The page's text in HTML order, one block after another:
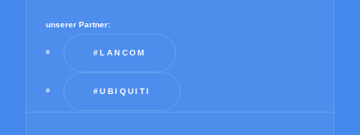
unserer Partner:
#LANCOM
#UBIQUITI